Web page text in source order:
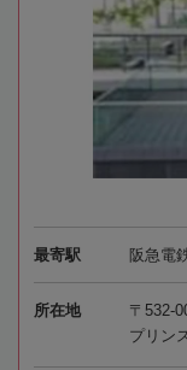
最寄駅 阪急電
所在地
〒532-
プリン